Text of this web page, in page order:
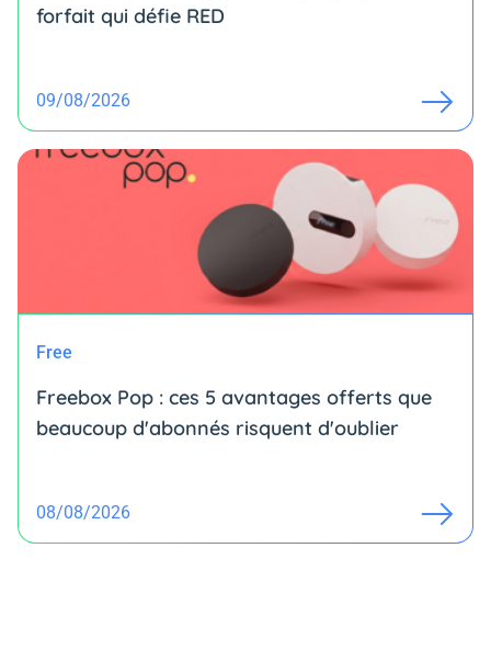
forfait qui défie RED
09/08/2026
Free
Freebox Pop : ces 5 avantages offerts que
beaucoup d'abonnés risquent d'oublier
08/08/2026